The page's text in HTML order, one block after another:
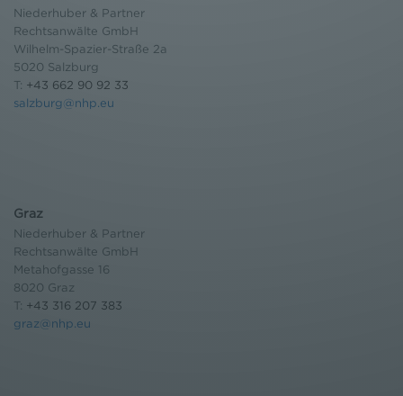
Niederhuber & Partner
Rechtsanwälte GmbH
Wilhelm-Spazier-Straße 2a
5020 Salzburg
T: +43 662 90 92 33
salzburg@nhp.eu
Graz
Niederhuber & Partner
Rechtsanwälte GmbH
Metahofgasse 16
8020 Graz
T: +43 316 207 383
graz@nhp.eu